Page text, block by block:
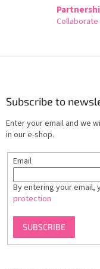
Collaborate
Subscribe to
Enter your email and we
in our e-shop.
Email
By entering your email,
protection
SUBSCRIBE